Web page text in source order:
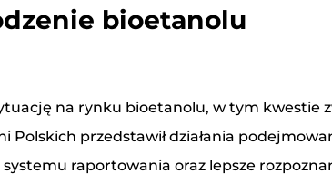
bioetanolu
na rynku bioetanolu, w tym
Polskich przedstawił działania
raportowania oraz lepsze